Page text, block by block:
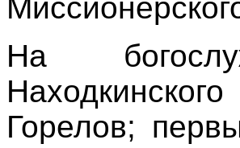
На
Горелов;